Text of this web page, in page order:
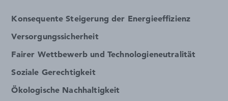
Konsequente Steigerung der Energieeffizienz
Versorgungssicherheit
Fairer Wettbewerb und Technologieneutralität
Soziale Gerechtigkeit
Ökologische Nachhaltigkeit